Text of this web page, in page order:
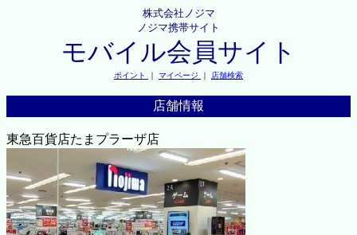
株式会社ノジマ
ノジマ携帯サイト
モバイル会員サイト
ポイント ｜ マイページ ｜ 店舗検索
店舗情報
東急百貨店たまプラーザ店